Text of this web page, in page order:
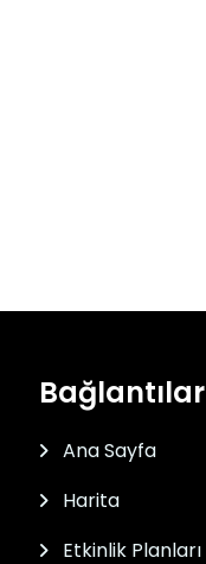
Bağlantılar
Ana Sayfa
Harita
Etkinlik Planları